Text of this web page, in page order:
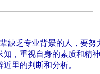
缺乏专业背景的人，要
知，重视自身的素质和精
近里的判断和分析。